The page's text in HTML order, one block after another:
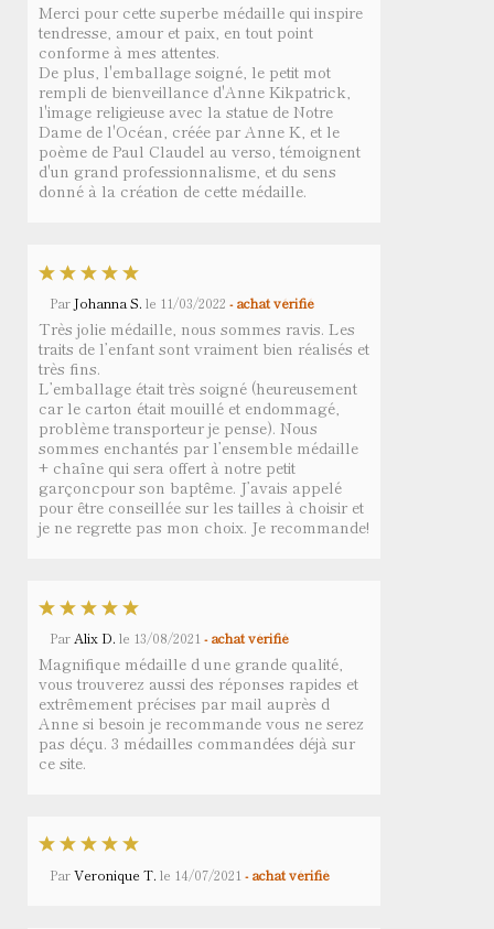
Merci pour cette superbe médaille qui inspire
tendresse, amour et paix, en tout point
conforme à mes attentes.
De plus, l'emballage soigné, le petit mot
rempli de bienveillance d'Anne Kikpatrick,
l'image religieuse avec la statue de Notre
Dame de l'Océan, créée par Anne K, et le
poème de Paul Claudel au verso, témoignent
d'un grand professionnalisme, et du sens
donné à la création de cette médaille.
Par Johanna S. le 11/03/2022 - achat vérifié
Très jolie médaille, nous sommes ravis. Les
traits de l’enfant sont vraiment bien réalisés et
très fins.
L’emballage était très soigné (heureusement
car le carton était mouillé et endommagé,
problème transporteur je pense). Nous
sommes enchantés par l’ensemble médaille
+ chaîne qui sera offert à notre petit
garçoncpour son baptême. J’avais appelé
pour être conseillée sur les tailles à choisir et
je ne regrette pas mon choix. Je recommande!
ParAlix D. le 13/08/2021 - achat vérifié
Magnifique médaille d une grande qualité,
vous trouverez aussi des réponses rapides et
extrêmement précises par mail auprès d
Anne si besoin je recommande vous ne serez
pas déçu. 3 médailles commandées déjà sur
ce site.
ParVeronique T. le 14/07/2021 - achat vérifié